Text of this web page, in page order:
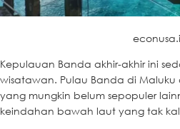
Kepulauan Banda akhir-akhir ini
wisatawan. Pulau Banda di Maluku
yang mungkin belum sepopuler
keindahan bawah laut yang tak